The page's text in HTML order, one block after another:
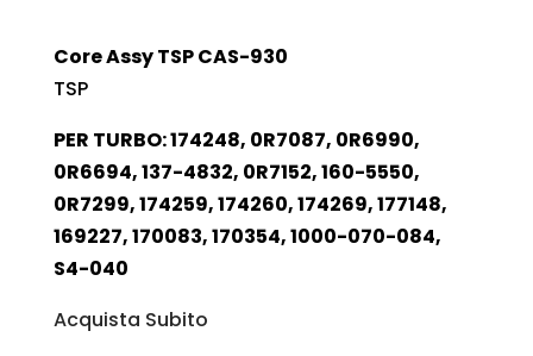
Core Assy TSP CAS-930
TSP
PER TURBO: 174248, 0R7087, 0R6990,
0R6694, 137-4832, 0R7152, 160-5550,
0R7299, 174259, 174260, 174269, 177148,
169227, 170083, 170354, 1000-070-084,
S4-040
Acquista Subito